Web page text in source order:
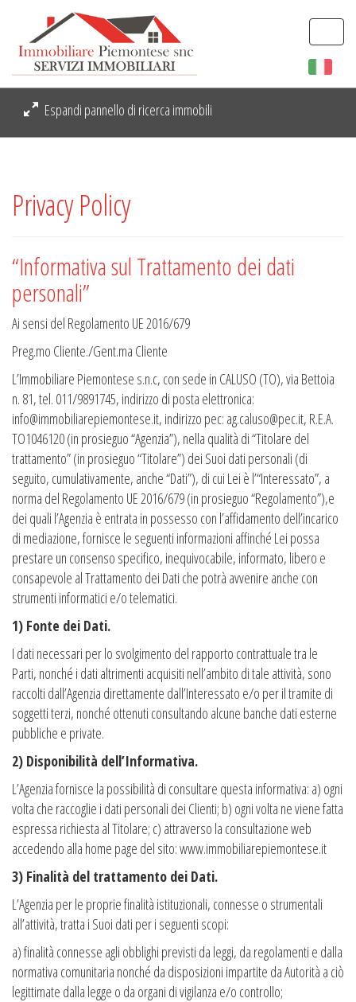
Espandi pannello di ricerca immobili
Privacy Policy
“Informativa sul Trattamento dei dati
personali”
Ai sensi del Regolamento UE 2016/679
Preg.mo Cliente./Gent.ma Cliente
L’Immobiliare Piemontese s.n.c, con sede in CALUSO (TO), via Bettoia
n. 81, tel. 011/9891745, indirizzo di posta elettronica:
info@immobiliarepiemontese.it, indirizzo pec: ag.caluso@pec.it, R.E.A.
TO1046120 (in prosieguo “Agenzia”), nella qualità di “Titolare del
trattamento” (in prosieguo “Titolare”) dei Suoi dati personali (di
seguito, cumulativamente, anche “Dati”), di cui Lei è l’“Interessato”, a
norma del Regolamento UE 2016/679 (in prosieguo “Regolamento”),e
dei quali l’Agenzia è entrata in possesso con l’affidamento dell’incarico
di mediazione, fornisce le seguenti informazioni affinché Lei possa
prestare un consenso specifico, inequivocabile, informato, libero e
consapevole al Trattamento dei Dati che potrà avvenire anche con
strumenti informatici e/o telematici.
1) Fonte dei Dati.
I dati necessari per lo svolgimento del rapporto contrattuale tra le
Parti, nonché i dati altrimenti acquisiti nell’ambito di tale attività, sono
raccolti dall’Agenzia direttamente dall’Interessato e/o per il tramite di
soggetti terzi, nonché ottenuti consultando alcune banche dati esterne
pubbliche e private.
2) Disponibilità dell’Informativa.
L’Agenzia fornisce la possibilità di consultare questa informativa: a) ogni
volta che raccoglie i dati personali dei Clienti; b) ogni volta ne viene fatta
espressa richiesta al Titolare; c) attraverso la consultazione web
accedendo alla home page del sito: www.immobiliarepiemontese.it
3) Finalità del trattamento dei Dati.
L’Agenzia per le proprie finalità istituzionali, connesse o strumentali
all’attività, tratta i Suoi dati per i seguenti scopi:
a) finalità connesse agli obblighi previsti da leggi, da regolamenti e dalla
normativa comunitaria nonché da disposizioni impartite da Autorità a ciò
legittimate dalla legge o da organi di vigilanza e/o controllo;